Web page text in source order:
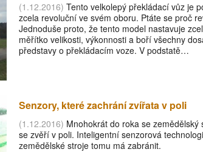
(1.12.2016) Tento velkolepý překládací vůz je
zcela revoluční ve svém oboru. Ptáte se proč
Jednoduše proto, že tento model nastavuje
měřítko velikosti, výkonnosti a boří všechny
představy o překládacím voze. V podstatě…
Senzory, které zachrání zvířata v poli
(1.12.2016) Mnohokrát do roka se zemědělský
se zvěří v poli. Inteligentní senzorová
zemědělské stroje tomu má zabránit.